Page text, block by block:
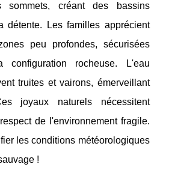
sommets, créant des bassins
détente. Les familles apprécient
peu profondes, sécurisées
configuration rocheuse. L'eau
truites et vairons, émerveillant
joyaux naturels nécessitent
de l'environnement fragile.
les conditions météorologiques
!